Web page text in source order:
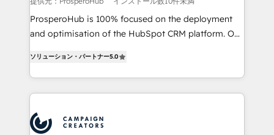
ProsperoHub is 100% focused on the deployment
and optimisation of the HubSpot CRM platform. Our
ensure that you achieve maximum adoption and
ROI from your HubSpot investment. Use our
extensive HubSpot, sales, marketing, service and
HubSpot journey, design and implement your
ソリューション・パートナー5.0